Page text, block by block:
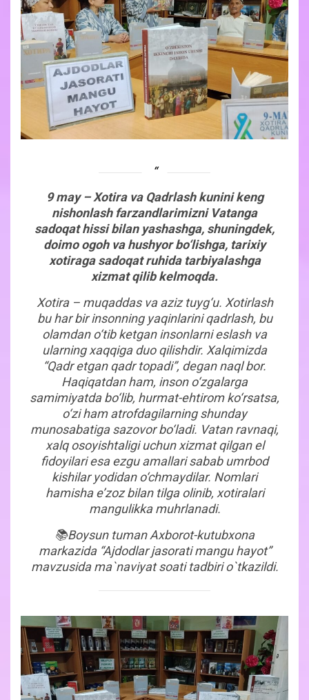
9may – Xotira va Qadrlash kunini keng
nishonlash farzandlarimizni Vatanga
sadoqat hissi bilan yashashga, shuningdek,
doimo ogoh va hushyor bo‘lishga, tarixiy
xotiraga sadoqat ruhida tarbiyalashga
xizmat qilib kelmoqda.
Xotira – muqaddas va aziz tuyg‘u. Xotirlash
bu har bir insonning yaqinlarini qadrlash, bu
olamdan o‘tib ketgan insonlarni eslash va
ularning xaqqiga duo qilishdir. Xalqimizda
“Qadr etgan qadr topadi”, degan naql bor.
Haqiqatdan ham, inson o‘zgalarga
samimiyatda bo‘lib, hurmat-ehtirom ko‘rsatsa,
o‘zi ham atrofdagilarning shunday
munosabatiga sazovor bo‘ladi. Vatan ravnaqi,
xalq osoyishtaligi uchun xizmat qilgan el
fidoyilari esa ezgu amallari sabab umrbod
kishilar yodidan o‘chmaydilar. Nomlari
hamisha e’zoz bilan tilga olinib, xotiralari
mangulikka muhrlanadi.
📚Boysun tuman Axborot-kutubxona
markazida “Ajdodlar jasorati mangu hayot”
mavzusida ma`naviyat soati tadbiri o`tkazildi.